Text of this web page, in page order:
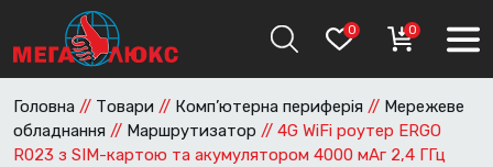
0 0
Головна // Товари // Комп’ютерна периферія // Мережеве
обладнання // Маршрутизатор // 4G WiFi роутер ERGO
R023 з SIM-картою та акумулятором 4000 мАг 2,4 ГГц